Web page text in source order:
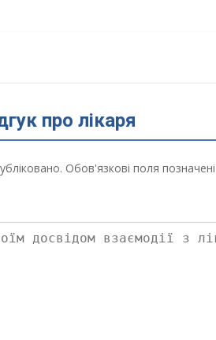
про лікаря
Обов'язкові поля